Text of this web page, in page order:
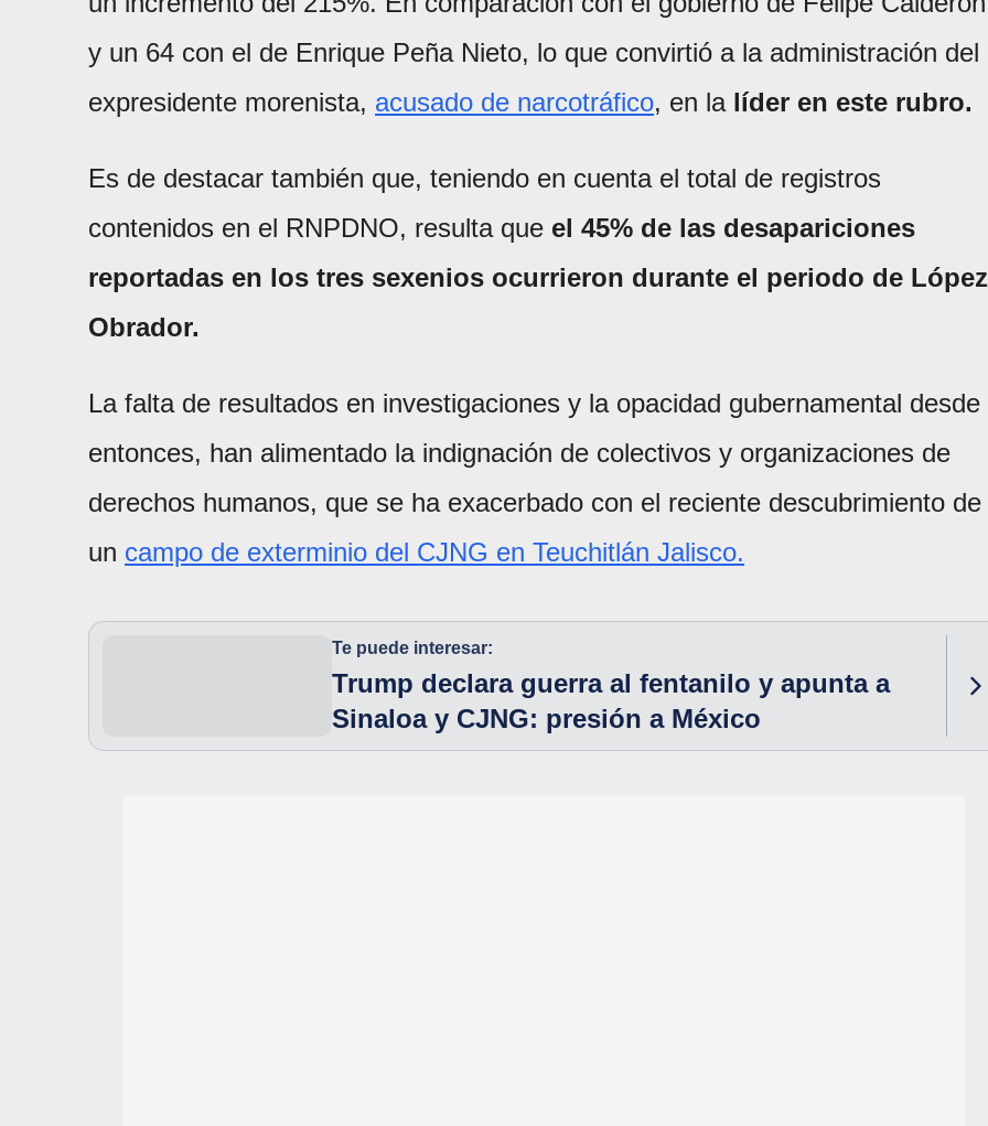
y un 64 con el de Enrique Peña Nieto, lo que convirtió a la administración del
expresidente morenista, acusado de narcotráfico, en la líder en este rubro.
Es de destacar también que, teniendo en cuenta el total de registros
contenidos en el RNPDNO, resulta que el 45% de las desapariciones
reportadas en los tres sexenios ocurrieron durante el periodo de López
Obrador.
La falta de resultados en investigaciones y la opacidad gubernamental desde
entonces, han alimentado la indignación de colectivos y organizaciones de
derechos humanos, que se ha exacerbado con el reciente descubrimiento de
un campo de exterminio del CJNG en Teuchitlán Jalisco.
Te puede interesar:
Trump declara guerra al fentanilo y apunta a
Sinaloa y CJNG: presión a México